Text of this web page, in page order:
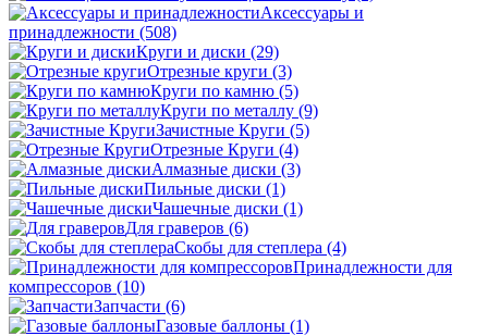
Аксессуары и
принадлежности (508)
Круги и диски (29)
Отрезные круги (3)
Круги по камню (5)
Круги по металлу (9)
Зачистные Круги (5)
Отрезные Круги (4)
Алмазные диски (3)
Пильные диски (1)
Чашечные диски (1)
Для граверов (6)
Скобы для степлера (4)
Принадлежности для
компрессоров (10)
Запчасти (6)
Газовые баллоны (1)